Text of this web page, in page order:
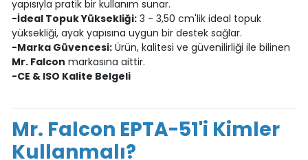
yapısıyla pratik bir kullanım sunar.
-İdeal Topuk Yüksekliği:3 - 3,50 cm'lik ideal topuk
yüksekliği, ayak yapısına uygun bir destek sağlar.
-Marka Güvencesi:Ürün, kalitesi ve güvenilirliği ile bilinen
Mr. Falcon markasına aittir.
-CE & ISO Kalite Belgeli
Mr. Falcon EPTA-51'i Kimler
Kullanmalı?